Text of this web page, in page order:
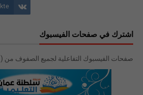
اشترك في صفحات الفيسبوك
صفحات الفيسبوك التفاعلية لجميع الصفوف من (1-12 )